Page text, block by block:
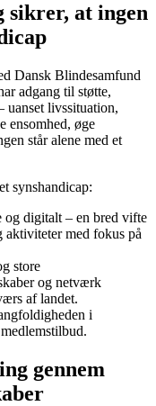
sikrer, at ingen
Dansk Blindesamfund
adgang til støtte,
uanset livssituation,
ensomhed, øge
står alene med et
synshandicap:
digitalt – en bred vifte
med fokus på
store
og netværk
af landet.
i
gennem